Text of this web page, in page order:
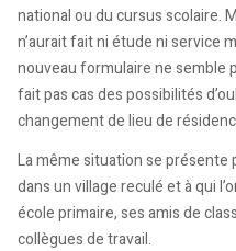
national ou du cursus scolaire.
n’aurait fait ni étude ni service
nouveau formulaire ne semble
fait pas cas des possibilités
changement de lieu de
La même situation se
dans un village reculé et à qui
école primaire, ses amis de
collègues de travail.